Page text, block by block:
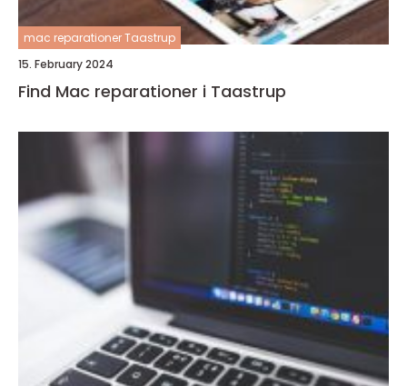
mac reparationer Taastrup
15. February 2024
Find Mac reparationer i Taastrup